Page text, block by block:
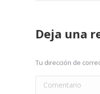
Deja una
Tu dirección de
Comentario